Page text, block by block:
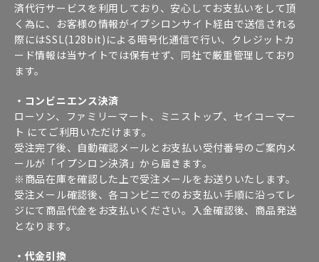
済代行サービスを利用しており、安心してお支払いをして頂
く為に、お客様の情報がイプシロンサイト経由で送信される
際にはSSL(128bit)による暗号化通信で行い、クレジットカ
ード情報は当サイトでは保有せず、同社で厳重管理しており
ます。
・コンビニエンス決済
ローソン、ファミリーマート、ミニストップ、セイコーマー
ト にてご利用いただけます。
受注完了後、自動確認メールとお支払い受付番号のご案内メ
ールが「イプシロン決済」から届きます。
※商品在庫を確認した上で受注メールをお送りいたします。
受注メール確認後、各コンビニでのお支払い手順に沿ってレ
ジにて商品代金をお支払いください。入金確認後、商品発送
となります。
・代金引換